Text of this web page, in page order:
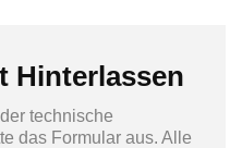
Hinterlassen
technische
das Formular aus. Alle